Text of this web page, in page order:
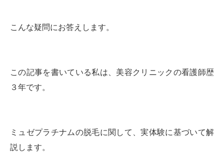
こんな疑問にお答えします。
この記事を書いている私は、美容クリニックの看護師歴
３年です。
ミュゼプラチナムの脱毛に関して、実体験に基づいて解
説します。